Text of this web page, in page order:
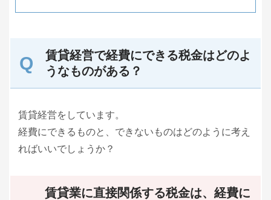
賃貸経営で経費にできる税金はどのよ
うなものがある？
賃貸経営をしています。
経費にできるものと、できないものはどのように考え
ればいいでしょうか？
賃貸業に直接関係する税金は、経費に